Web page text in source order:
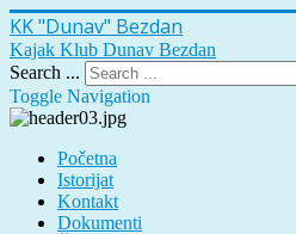
KK "Dunav" Bezdan
Kajak Klub Dunav Bezdan
Search ...
Toggle Navigation
Početna
Istorijat
Kontakt
Dokumenti